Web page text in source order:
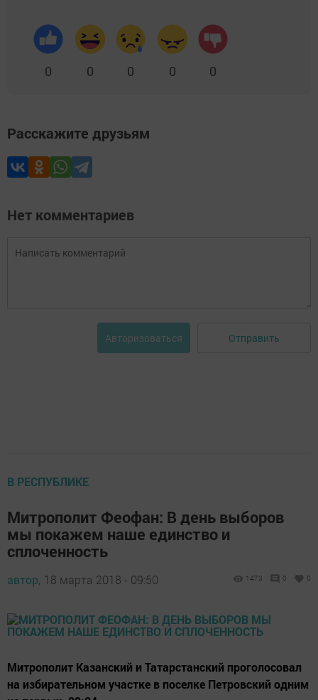
0 0 0 0 0
Расскажите друзьям
Нет комментариев
Авторизоваться Отправить
В РЕСПУБЛИКЕ
Митрополит Феофан: В день выборов
мы покажем наше единство и
сплоченность
автор, 18 марта 2018 - 09:50 1473 0 0
Митрополит Казанский и Татарстанский проголосовал
на избирательном участке в поселке Петровский одним